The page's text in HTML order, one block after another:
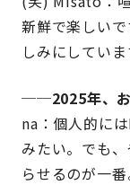
新鮮で楽しい
しみにしていま
──2025年、お
na：個人的に
みたい。でも
らせるのが一